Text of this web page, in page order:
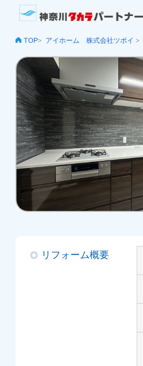
TOP> アイホーム 株式会社ツボイ >
リフォーム概要